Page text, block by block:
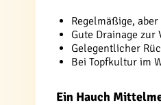
Regelmäßige,
Gute Drainage zur
Gelegentlicher
Bei Topfkultur im
Ein Hauch